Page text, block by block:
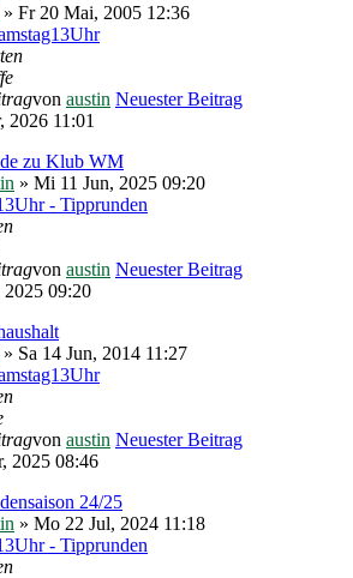
» Fr 20 Mai, 2005 12:36
von austin Neuester Beitrag
2026 11:01
zu Klub WM
» Mi 11 Jun, 2025 09:20
- Tipprunden
von austin Neuester Beitrag
09:20
» Sa 14 Jun, 2014 11:27
von austin Neuester Beitrag
2025 08:46
24/25
» Mo 22 Jul, 2024 11:18
- Tipprunden